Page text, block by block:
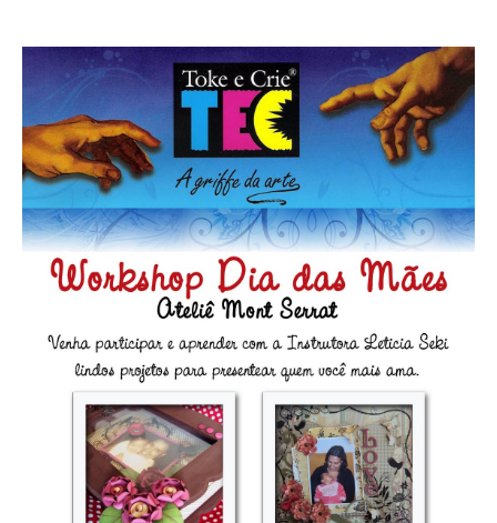
Assine nossa newsletter
Receba as novidades do site diretamente em
seu e-mail.